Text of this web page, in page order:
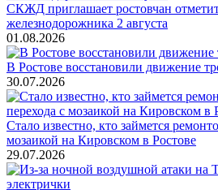
СКЖД приглашает ростовчан
железнодорожника 2 августа
01.08.2026
В Ростове восстановили движение
30.07.2026
Стало известно, кто займется
мозаикой на Кировском в Ростове
29.07.2026